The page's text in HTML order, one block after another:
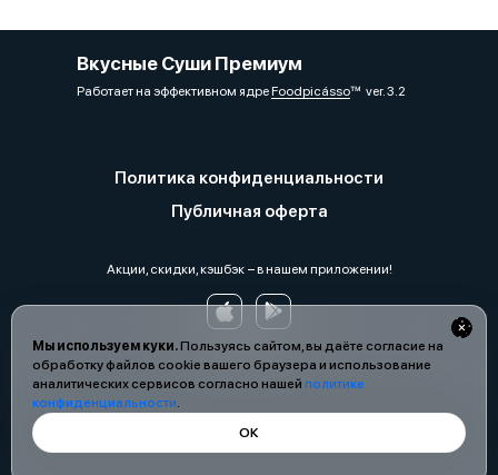
Мы используем куки.Пользуясь сайтом, вы даёте согласие на
обработку файлов cookie вашего браузера и использование
аналитических сервисов согласно нашей политике
конфиденциальности.
ОК
Вкусные Суши Премиум
Работает на эффективном ядреFoodpicássover. 3.2
Политика конфиденциальности
Публичная оферта
Акции, скидки, кэшбэк − в нашем приложении!